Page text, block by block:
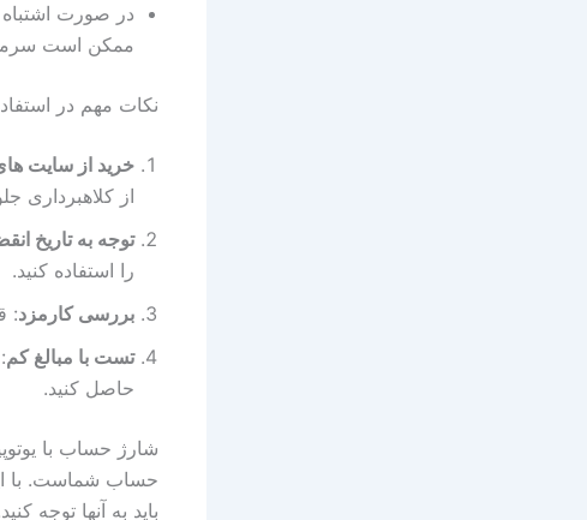
در صورت
ممکن است
نکات مهم در استفاده
خرید از سایت
از کلاهبرداری
توجه به تاریخ
را استفاده کنید.
بررسی کارمزد:
تست با مبالغ کم
حاصل کنید.
شارژ حساب با
حساب شماست. با
باید به آنها توجه